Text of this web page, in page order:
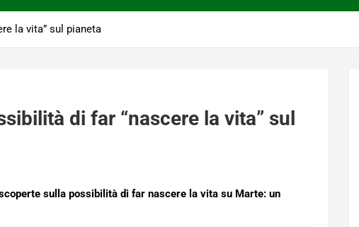
la vita” sul pianeta
di far “nascere la vita” sul
sulla possibilità di far nascere la vita su Marte: un